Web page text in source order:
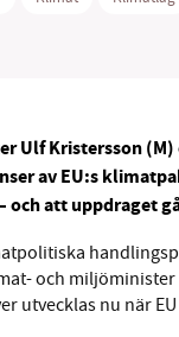
Ulf Kristersson
av EU:s
och att uppdraget
och
utvecklas nu när
SMB kämpar för
ideella
Stötta